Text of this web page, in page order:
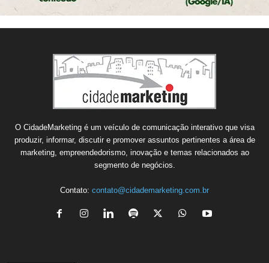
O CidadeMarketing é um veículo de comunicação interativo que visa
produzir, informar, discutir e promover assuntos pertinentes a área de
marketing, empreendedorismo, inovação e temas relacionados ao
segmento de negócios.
Contato: contato@cidademarketing.com.br